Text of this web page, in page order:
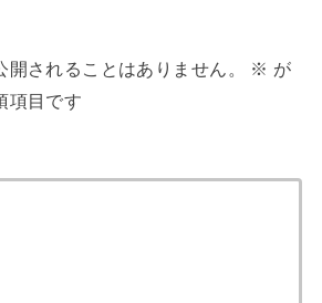
開されることはありません。 ※ が
項目です